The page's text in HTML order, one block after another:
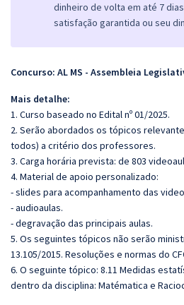
dinheiro de volta em até 7
satisfação garantida ou seu
Concurso: AL MS - Assembleia
Mais detalhe:
1. Curso baseado no Edital nº 01/2025.
2. Serão abordados os tópicos
todos) a critério dos professores.
3. Carga horária prevista: de 803
4. Material de apoio personalizado:
- slides para acompanhamento das
- audioaulas.
- degravação das principais aulas.
5. Os seguintes tópicos não serão
13.105/2015. Resoluções e normas do
6. O seguinte tópico: 8.11 Medidas
dentro da disciplina: Matématica e